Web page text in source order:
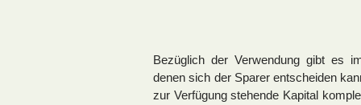
Bezüglich der Verwendung gibt es
denen sich der Sparer entscheiden
zur Verfügung stehende Kapital